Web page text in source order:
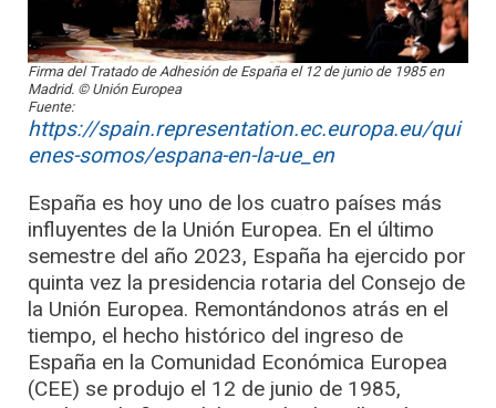
Firma del Tratado de Adhesión de España el 12 de junio de 1985 en
Madrid. © Unión Europea
Fuente:
https://spain.representation.ec.europa.eu/qui
enes-somos/espana-en-la-ue_en
España es hoy uno de los cuatro países más
influyentes de la Unión Europea. En el último
semestre del año 2023, España ha ejercido por
quinta vez la presidencia rotaria del Consejo de
la Unión Europea. Remontándonos atrás en el
tiempo, el hecho histórico del ingreso de
España en la Comunidad Económica Europea
(CEE) se produjo el 12 de junio de 1985,